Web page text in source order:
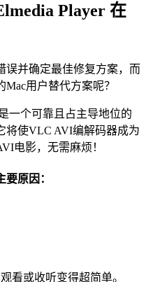
Player 在
误并确定最佳修复方案，而
用户替代方案呢？
一个可靠且占主导地位的
将使VLC AVI编解码器成为
电影，无需麻烦！
原因：
看或收听变得超简单。